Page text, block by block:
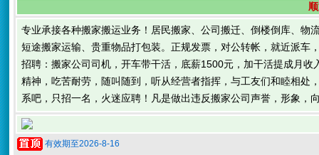
专业承接各种搬家搬运业务！居民搬家、公司搬迁、倒楼倒库、
短途搬家运输、贵重物品打包装。正规发票，对公转帐，就近派车
招聘：搬家公司司机，开车带干活，底薪1500元，加干活提成月
精神，吃苦耐劳，随叫随到，听从经营者指挥，与工友们和睦相
系吧，只招一名，火迷应聘！凡是做出违反搬家公司声誉，形象，
有效期至2026-8-16